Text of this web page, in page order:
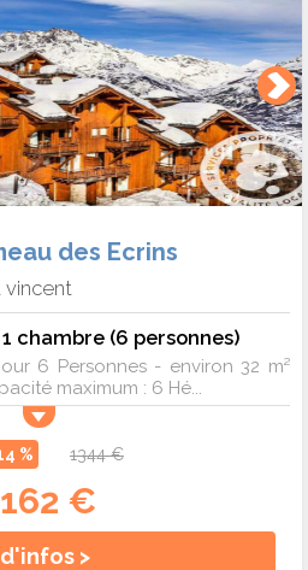
des Ecrins
vincent
chambre (6 personnes)
6 Personnes - environ 32 m²
maximum : 6 Hé...
% 1344 €
€
d'infos >